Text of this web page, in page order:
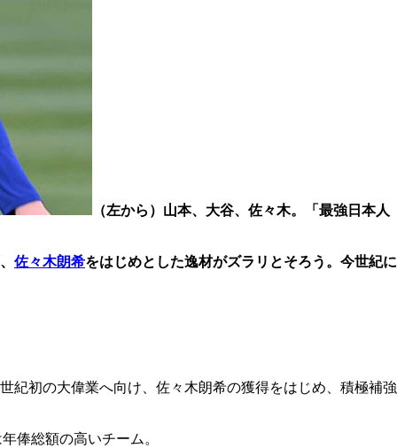
（左から）山本、大谷、佐々木。「最強日本人
佐々木朗希をはじめとした逸材がズラリとそろう。今世紀に
紀初の大偉業へ向け、佐々木朗希の獲得をはじめ、積極補強
俸総額の高いチーム。